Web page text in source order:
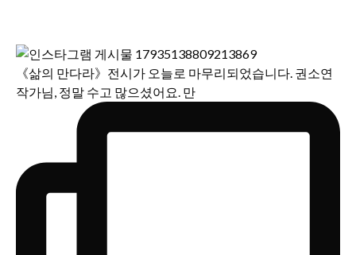
《삶의 만다라》전시가 오늘로 마무리되었습니다. 권소연
작가님, 정말 수고 많으셨어요. 만